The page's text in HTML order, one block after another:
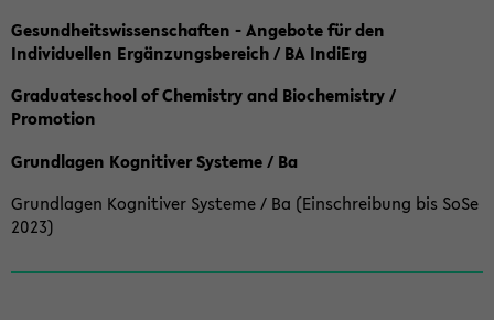
Gesundheitswissenschaften - Angebote für den
Individuellen Ergänzungsbereich / BA IndiErg
Graduateschool of Chemistry and Biochemistry /
Promotion
Grundlagen Kognitiver Systeme / Ba
Grundlagen Kognitiver Systeme / Ba (Einschreibung bis SoSe
2023)